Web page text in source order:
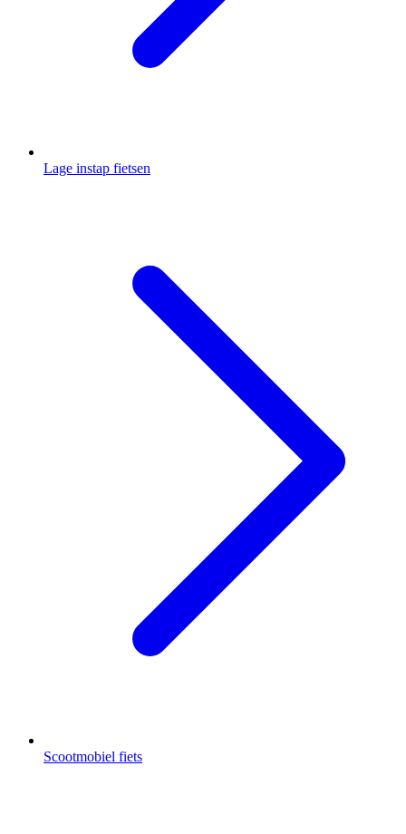
Lage instap fietsen
Scootmobiel fiets